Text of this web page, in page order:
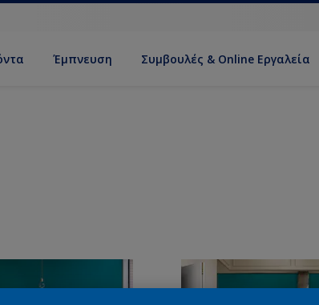
Έμπνευση Συμβουλές & Online Εργαλεία